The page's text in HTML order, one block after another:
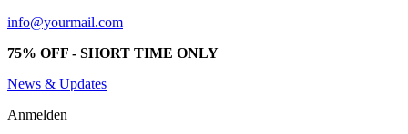
info@yourmail.com
75% OFF - SHORT TIME ONLY
News & Updates
Anmelden